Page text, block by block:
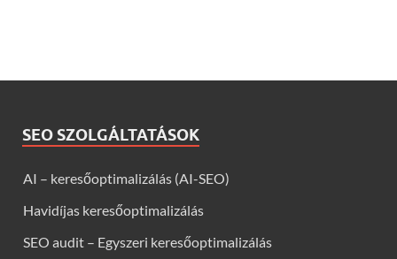
SEO SZOLGÁLTATÁSOK
AI – keresőoptimalizálás (AI-SEO)
Havidíjas keresőoptimalizálás
SEO audit – Egyszeri keresőoptimalizálás